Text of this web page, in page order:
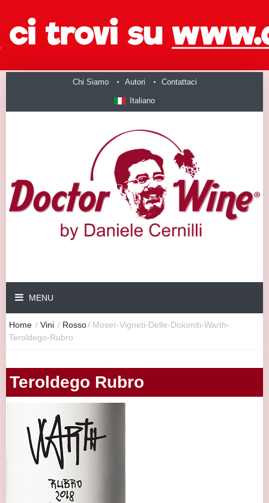
Chi Siamo Autori Contattaci
Italiano
MENU
Home / Vini / Rosso/ Moser-Vigneti-Delle-Dolomiti-Warth-
Teroldego-Rubro
Teroldego Rubro